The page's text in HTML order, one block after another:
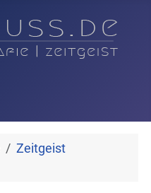
Zeitgeist